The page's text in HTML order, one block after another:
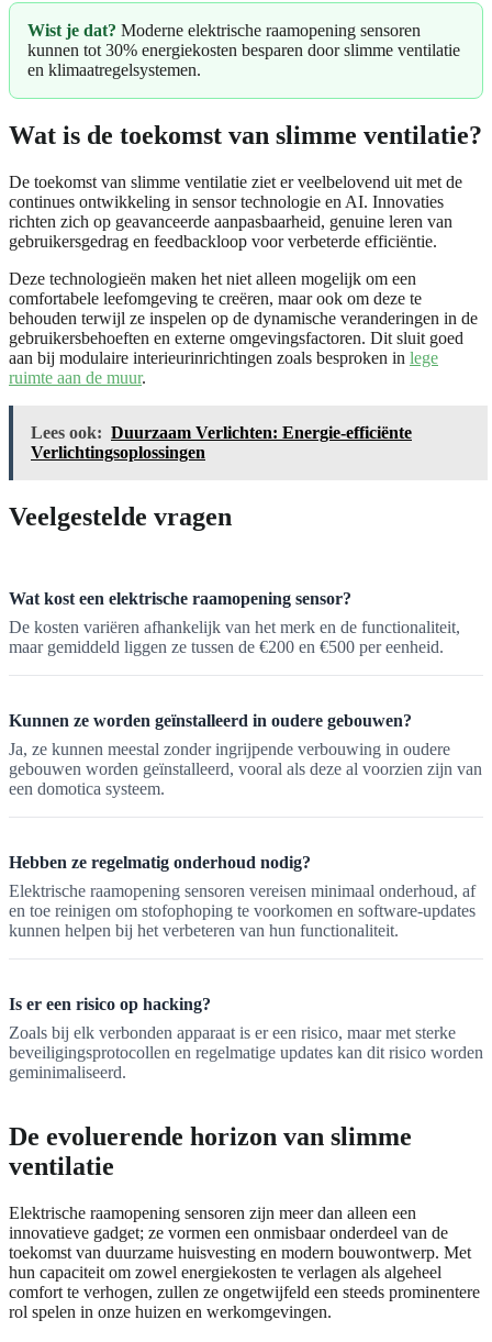
Wist je dat? Moderne elektrische raamopening sensoren
kunnen tot 30% energiekosten besparen door slimme ventilatie
en klimaatregelsystemen.
Wat is de toekomst van slimme ventilatie?
De toekomst van slimme ventilatie ziet er veelbelovend uit met de
continues ontwikkeling in sensor technologie en AI. Innovaties
richten zich op geavanceerde aanpasbaarheid, genuine leren van
gebruikersgedrag en feedbackloop voor verbeterde efficiëntie.
Deze technologieën maken het niet alleen mogelijk om een
comfortabele leefomgeving te creëren, maar ook om deze te
behouden terwijl ze inspelen op de dynamische veranderingen in de
gebruikersbehoeften en externe omgevingsfactoren. Dit sluit goed
aan bij modulaire interieurinrichtingen zoals besproken in lege
ruimte aan de muur.
Lees ook: Duurzaam Verlichten: Energie-efficiënte
Verlichtingsoplossingen
Veelgestelde vragen
Wat kost een elektrische raamopening sensor?
De kosten variëren afhankelijk van het merk en de functionaliteit,
maar gemiddeld liggen ze tussen de €200 en €500 per eenheid.
Kunnen ze worden geïnstalleerd in oudere gebouwen?
Ja, ze kunnen meestal zonder ingrijpende verbouwing in oudere
gebouwen worden geïnstalleerd, vooral als deze al voorzien zijn van
een domotica systeem.
Hebben ze regelmatig onderhoud nodig?
Elektrische raamopening sensoren vereisen minimaal onderhoud, af
en toe reinigen om stofophoping te voorkomen en software-updates
kunnen helpen bij het verbeteren van hun functionaliteit.
Is er een risico op hacking?
Zoals bij elk verbonden apparaat is er een risico, maar met sterke
beveiligingsprotocollen en regelmatige updates kan dit risico worden
geminimaliseerd.
De evoluerende horizon van slimme
ventilatie
Elektrische raamopening sensoren zijn meer dan alleen een
innovatieve gadget; ze vormen een onmisbaar onderdeel van de
toekomst van duurzame huisvesting en modern bouwontwerp. Met
hun capaciteit om zowel energiekosten te verlagen als algeheel
comfort te verhogen, zullen ze ongetwijfeld een steeds prominentere
rol spelen in onze huizen en werkomgevingen.